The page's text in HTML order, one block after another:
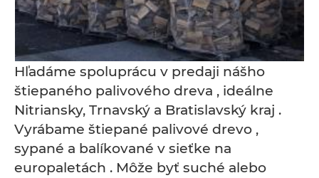
Hľadáme spoluprácu v predaji nášho
štiepaného palivového dreva , ideálne
Nitriansky, Trnavský a Bratislavský kraj .
Vyrábame štiepané palivové drevo ,
sypané a balíkované v sieťke na
europaletách . Môže byť suché alebo